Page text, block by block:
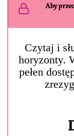
Aby
Czytaj i
horyzonty.
pełen